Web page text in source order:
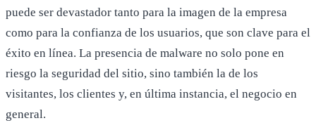
puede ser devastador tanto para la imagen de la empresa
como para la confianza de los usuarios, que son clave para el
éxito en línea. La presencia de malware no solo pone en
riesgo la seguridad del sitio, sino también la de los
visitantes, los clientes y, en última instancia, el negocio en
general.